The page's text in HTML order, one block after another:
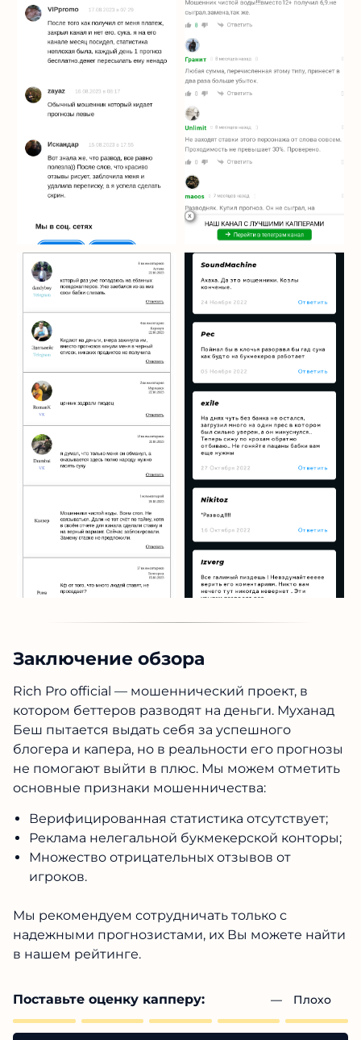
Заключение обзора
Rich Pro official — мошеннический проект, в
котором беттеров разводят на деньги. Муханад
Беш пытается выдать себя за успешного
блогера и капера, но в реальности его прогнозы
не помогают выйти в плюс. Мы можем отметить
основные признаки мошенничества:
Верифицированная статистика отсутствует;
Реклама нелегальной букмекерской конторы;
Множество отрицательных отзывов от
игроков.
Мы рекомендуем сотрудничать только с
надежными прогнозистами, их Вы можете найти
в нашем рейтинге.
Поставьте оценку капперу: — Плохо